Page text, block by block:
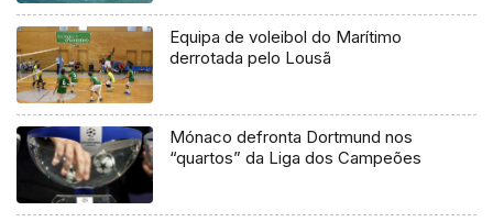
Equipa de voleibol do Marítimo
derrotada pelo Lousã
Mónaco defronta Dortmund nos
“quartos” da Liga dos Campeões